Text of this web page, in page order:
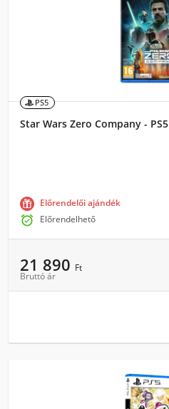
PS5
Star Wars Zero Company - PS5
Előrendelői ajándék
 Előrendelhető
21 890 Ft
Bruttó ár